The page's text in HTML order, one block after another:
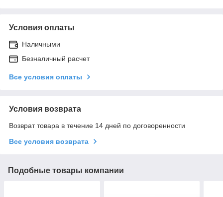
Условия оплаты
Наличными
Безналичный расчет
Все условия оплаты
Условия возврата
Возврат товара в течение 14 дней по договоренности
Все условия возврата
Подобные товары компании